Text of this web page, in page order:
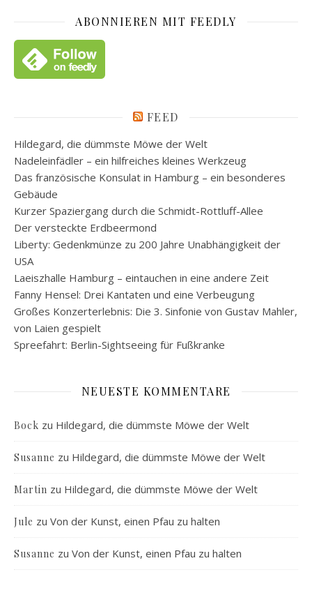
ABONNIEREN MIT FEEDLY
FEED
Hildegard, die dümmste Möwe der Welt
Nadeleinfädler – ein hilfreiches kleines Werkzeug
Das französische Konsulat in Hamburg – ein besonderes
Gebäude
Kurzer Spaziergang durch die Schmidt-Rottluff-Allee
Der versteckte Erdbeermond
Liberty: Gedenkmünze zu 200 Jahre Unabhängigkeit der
USA
Laeiszhalle Hamburg – eintauchen in eine andere Zeit
Fanny Hensel: Drei Kantaten und eine Verbeugung
Großes Konzerterlebnis: Die 3. Sinfonie von Gustav Mahler,
von Laien gespielt
Spreefahrt: Berlin-Sightseeing für Fußkranke
NEUESTE KOMMENTARE
Bock zu Hildegard, die dümmste Möwe der Welt
Susanne zu Hildegard, die dümmste Möwe der Welt
Martin zu Hildegard, die dümmste Möwe der Welt
Jule zu Von der Kunst, einen Pfau zu halten
Susanne zu Von der Kunst, einen Pfau zu halten